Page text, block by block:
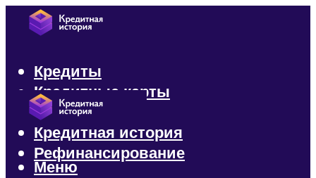
Кредиты
Кредитные карты
Микрозаймы
Кредитная история
Рефинансирование
Меню